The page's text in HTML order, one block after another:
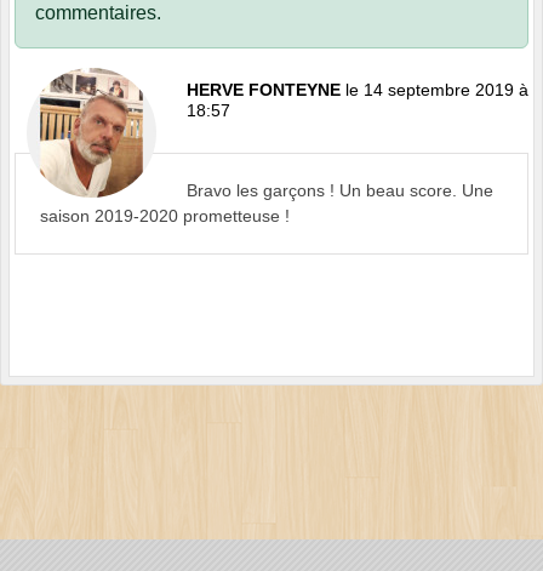
commentaires.
HERVE FONTEYNE le 14 septembre 2019 à
18:57
Bravo les garçons ! Un beau score. Une
saison 2019-2020 prometteuse !